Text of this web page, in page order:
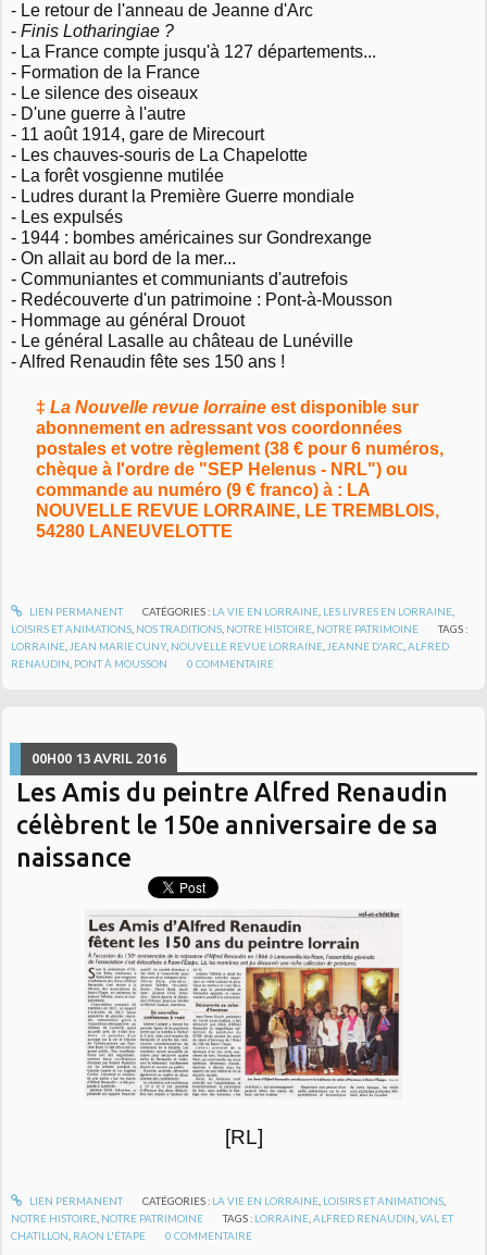
- Le retour de l'anneau de Jeanne d'Arc
-Finis Lotharingiae ?
- La France compte jusqu'à 127 départements...
- Formation de la France
- Le silence des oiseaux
- D'une guerre à l'autre
- 11 août 1914, gare de Mirecourt
- Les chauves-souris de La Chapelotte
- La forêt vosgienne mutilée
- Ludres durant la Première Guerre mondiale
- Les expulsés
- 1944 : bombes américaines sur Gondrexange
- On allait au bord de la mer...
- Communiantes et communiants d'autrefois
- Redécouverte d'un patrimoine : Pont-à-Mousson
- Hommage au général Drouot
- Le général Lasalle au château de Lunéville
- Alfred Renaudin fête ses 150 ans !
‡ La Nouvelle revue lorraineest disponible sur
abonnement en adressant vos coordonnées
postales et votre règlement (38 € pour 6 numéros,
chèque à l'ordre de "SEP Helenus - NRL") ou
commande au numéro (9 € franco) à : LA
NOUVELLE REVUE LORRAINE, LE TREMBLOIS,
54280 LANEUVELOTTE
LIEN PERMANENT CATÉGORIES : LA VIE EN LORRAINE, LES LIVRES EN LORRAINE,
LOISIRS ET ANIMATIONS NOS TRADITIONS NOTRE HISTOIRE NOTRE PATRIMOINE
TAGS :
LORRAINE JEAN MARIE CUNY, NOUVELLE REVUE LORRAINE JEANNE D'ARC ,ALFRED
RENAUDIN PONT À MOUSSON 0 COMMENTAIRE
00H00 13 AVRIL 2016
Les Amis du peintre Alfred Renaudin
célèbrent le 150e anniversaire de sa
naissance
[RL]
LIEN PERMANENT CATÉGORIES : LA VIE EN LORRAINE, LOISIRS ET ANIMATIONS,
NOTRE HISTOIRE NOTRE PATRIMOINE TAGS : LORRAINE ,ALFRED RENAUDIN ,VAL ET
CHATILLON RAON L'ÉTAPE 0 COMMENTAIRE